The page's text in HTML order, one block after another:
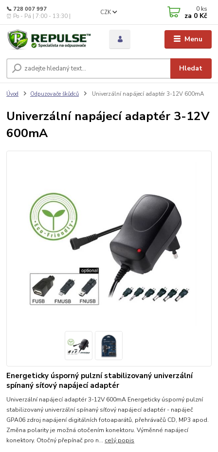
Menu
CZK
Hledat
📞 728 007 997
⏰ Po - Pá | 7:00 - 13:30 |
0 ks
za 0 Kč
Úvod Odpuzovače škůdců Univerzální napájecí adaptér 3-12V 600mA
Univerzální napájecí adaptér 3-12V
600mA
Energeticky úsporný pulzní stabilizovaný univerzální
spínaný síťový napájecí adaptér
Univerzální napájecí adaptér 3-12V 600mA Energeticky úsporný pulzní
stabilizovaný univerzální spínaný síťový napájecí adaptér - napáječ
GPA06 zdroj napájení digitálních fotoaparátů, přehrávačů CD, MP3 apod.
Změna polarity je možná otočením konektoru. Výměnné napájecí
konektory. Otočný přepínač pro n... celý popis